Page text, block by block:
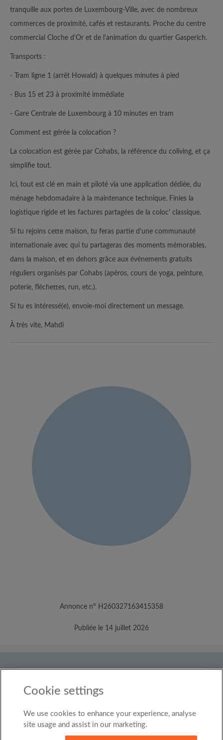
tranquille aux portes de Luxembourg-Ville, avec de nombreux
commerces de proximité, cafés et restaurants. Proche du centre
commercial Cloche d'Or et de l'animation du quartier Gasperich.
Transports :
- Tram ligne 1 (arrêt Howald) à quelques minutes à pied
- Bus 15 et 23 à proximité immédiate
- Gare Centrale de Luxembourg à 10 minutes en tram
Comment est gérée la colocation ?
La colocation est gérée par Cohabs, la référence du coliving, et ça
simplifie tout.
Ici, tout est clé en main et piloté via une application dédiée, du
ménage hebdomadaire à la maintenance technique. Finies la
logistique rigide et les factures partagées de la coloc' classique.
Si tu rejoins cette maison, tu feras partie d'une communauté
internationale avec qui tu partageras des moments mémorables,
dans la maison, et en dehors grâce aux événements gratuits
réguliers organisés par Cohabs (apéros, cours de yoga, peinture,
poterie, fléchettes, run, etc.).
Si tu es intéressé(e), envoie-moi directement un message.
À très vite, Mahdi
Annonce n° H260327163415358
Publiée le 14 juillet 2026
Luxembourg
© Roomgo Limited 2025 - 21 Market Place, Stockport,
United Kingdom, SK1 1EU
Cookie settings
We use cookies to enhance your experience, analyse
site usage and assist in our marketing.